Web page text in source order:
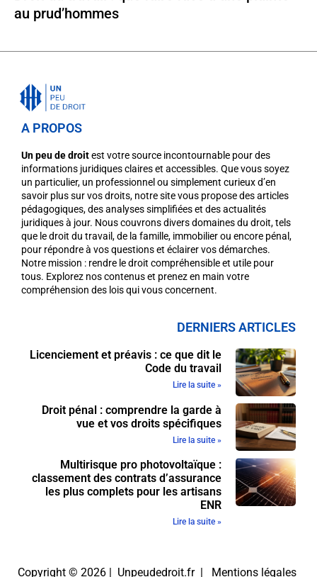
au prud’hommes
A PROPOS
Un peu de droitest votre source incontournable pour des
informations juridiques claires et accessibles. Que vous soyez
un particulier, un professionnel ou simplement curieux d’en
savoir plus sur vos droits, notre site vous propose des articles
pédagogiques, des analyses simplifiées et des actualités
juridiques à jour. Nous couvrons divers domaines du droit, tels
que le droit du travail, de la famille, immobilier ou encore pénal,
pour répondre à vos questions et éclairer vos démarches.
Notre mission : rendre le droit compréhensible et utile pour
tous. Explorez nos contenus et prenez en main votre
compréhension des lois qui vous concernent.
DERNIERS ARTICLES
Licenciement et préavis : ce que dit le
Code du travail
Lire la suite »
Droit pénal : comprendre la garde à
vue et vos droits spécifiques
Lire la suite »
Multirisque pro photovoltaïque :
classement des contrats d’assurance
les plus complets pour les artisans
ENR
Lire la suite »
Copyright © 2026 | Unpeudedroit.fr | Mentions légales